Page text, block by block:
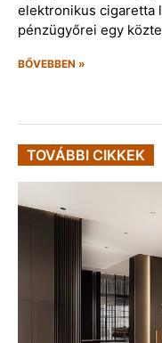
elektronikus cigaretta
pénzügyőrei egy
BŐVEBBEN »
TOVÁBBI CIKKEK